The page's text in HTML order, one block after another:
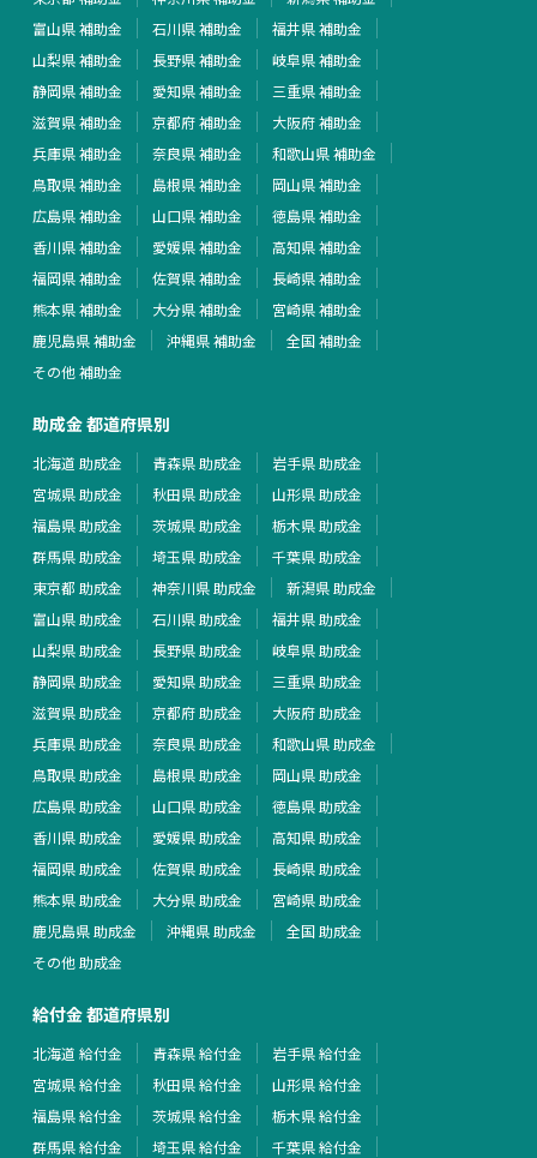
富山県 補助金
石川県 補助金
福井県 補助金
山梨県 補助金
長野県 補助金
岐阜県 補助金
静岡県 補助金
愛知県 補助金
三重県 補助金
滋賀県 補助金
京都府 補助金
大阪府 補助金
兵庫県 補助金
奈良県 補助金
和歌山県 補助金
鳥取県 補助金
島根県 補助金
岡山県 補助金
広島県 補助金
山口県 補助金
徳島県 補助金
香川県 補助金
愛媛県 補助金
高知県 補助金
福岡県 補助金
佐賀県 補助金
長崎県 補助金
熊本県 補助金
大分県 補助金
宮崎県 補助金
鹿児島県 補助金
沖縄県 補助金
全国 補助金
その他 補助金
助成金 都道府県別
北海道 助成金 青森県 助成金
岩手県 助成金
宮城県 助成金
秋田県 助成金
山形県 助成金
福島県 助成金
茨城県 助成金
栃木県 助成金
群馬県 助成金
埼玉県 助成金
千葉県 助成金
東京都 助成金
神奈川県 助成金
新潟県 助成金
富山県 助成金
石川県 助成金
福井県 助成金
山梨県 助成金
長野県 助成金
岐阜県 助成金
静岡県 助成金
愛知県 助成金
三重県 助成金
滋賀県 助成金
京都府 助成金
大阪府 助成金
兵庫県 助成金
奈良県 助成金
和歌山県 助成金
鳥取県 助成金
島根県 助成金
岡山県 助成金
広島県 助成金
山口県 助成金
徳島県 助成金
香川県 助成金
愛媛県 助成金
高知県 助成金
福岡県 助成金
佐賀県 助成金
長崎県 助成金
熊本県 助成金
大分県 助成金
宮崎県 助成金
鹿児島県 助成金
沖縄県 助成金
全国 助成金
その他 助成金
給付金 都道府県別
北海道 給付金 青森県 給付金
岩手県 給付金
宮城県 給付金
秋田県 給付金
山形県 給付金
福島県 給付金
茨城県 給付金
栃木県 給付金
群馬県 給付金
埼玉県 給付金
千葉県 給付金